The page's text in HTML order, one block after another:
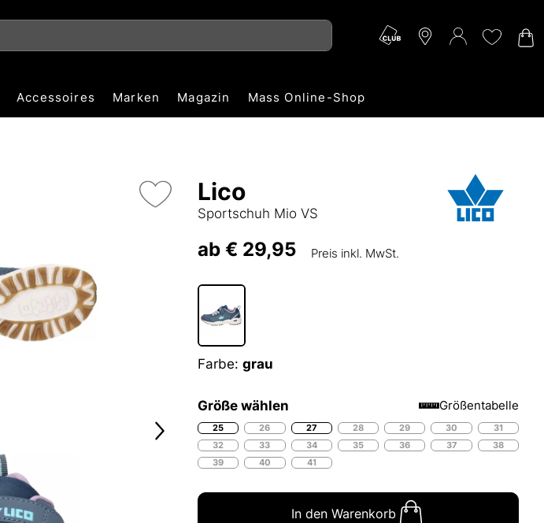
Accessoires Marken Magazin Mass Online-Shop
Lico
Sportschuh Mio VS
ab € 29,95 Preis inkl. MwSt.
Farbe: grau
Größe wählen Größentabelle
25 26 27 28 29 30
31
32
33 34 35 36 37
38
39
40 41
In den Warenkorb